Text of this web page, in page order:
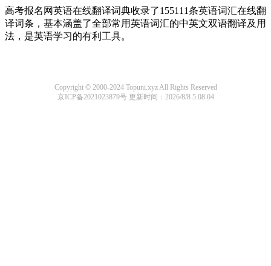
高考报名网英语在线翻译词典收录了155111条英语词汇在线翻
译词条，基本涵盖了全部常用英语词汇的中英文双语翻译及用
法，是英语学习的有利工具。
Copyright © 2000-2024 Topuni.xyz All Rights Reserved
京ICP备2021023879号更新时间：2026/8/8 5:08:04